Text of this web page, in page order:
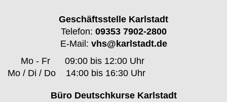
Geschäftsstelle Karlstadt
Telefon: 09353 7902-2800
E-Mail: vhs@karlstadt.de
Mo - Fr
09:00 bis 12:00 Uhr
Mo / Di / Do
14:00 bis 16:30 Uhr
Büro Deutschkurse Karlstadt